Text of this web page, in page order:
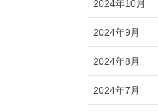
2024年10月
2024年9月
2024年8月
2024年7月